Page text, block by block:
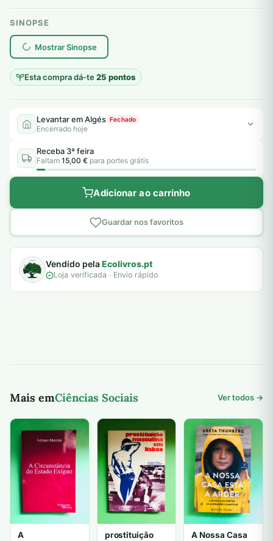
SINOPSE
Mostrar Sinopse
Esta compra dá-te25 pontos
plantar árvores reais
Levantar em Algés Fechado
Encerrado hoje
Receba 3ª feira
Faltam 15,00 € para portes grátis
Adicionar ao carrinho
Guardar nos favoritos
Vendido pelaEcolivros.pt
Loja verificada · Envio rápido
Mais emCiências Sociais Ver todos →
A
prostituição
A Nossa Casa